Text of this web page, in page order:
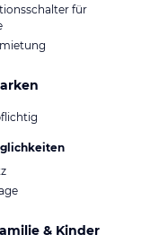
für
& Kinder